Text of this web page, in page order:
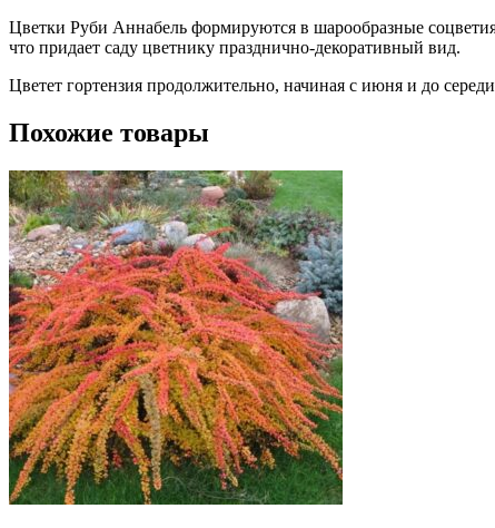
Цветки Руби Аннабель формируются в шарообразные
что придает саду цветнику празднично-декоративный вид.
Цветет гортензия продолжительно, начиная с июня и до
Похожие товары